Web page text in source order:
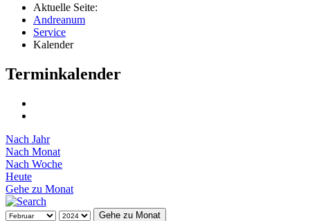
Aktuelle Seite:
Andreanum
Service
Kalender
Terminkalender
Nach Jahr
Nach Monat
Nach Woche
Heute
Gehe zu Monat
Gehe zu Monat